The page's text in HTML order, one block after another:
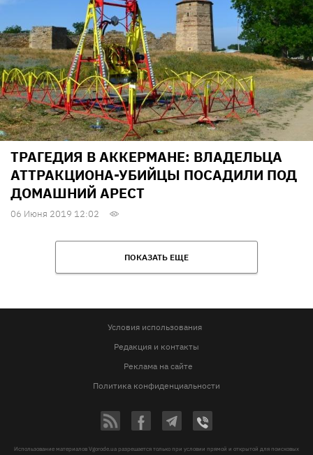
ТРАГЕДИЯ В АККЕРМАНЕ: ВЛАДЕЛЬЦА
АТТРАКЦИОНА-УБИЙЦЫ ПОСАДИЛИ ПОД
ДОМАШНИЙ АРЕСТ
06 Июня 2019 12:02
ПОКАЗАТЬ ЕЩЕ
Условия использования
Редакция и контакты
Реклама на сайте
Политика конфиденциальности
Использование материалов Vgorode.ua разрешается только при условии прямой и открытой для поисковых